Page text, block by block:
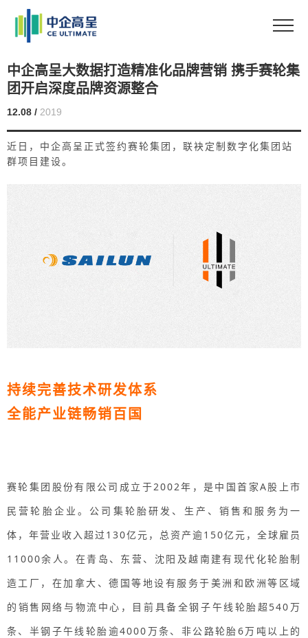
中企高呈大数据打造精准化品牌营销 携手赛轮集
团开启深度品牌资源整合
12.08 / 2019
近日，中企高呈正式签约赛轮集团，联袂定制数字化集团站
群项目建设。
持续完善技术研发体系
全能产业链畅销百国
赛轮集团股份有限公司成立于2002年，是中国首家A股上市
民营轮胎企业。公司集轮胎研发、生产、销售和服务为一
体，年营业收入超过130亿元，总资产逾150亿元，全球雇员
11000余人。在青岛、东营、沈阳及越南建有现代化轮胎制
造工厂，在加拿大、德国等地设有服务于美洲和欧洲等区域
的销售网络与物流中心，目前具备全钢子午线轮胎超540万
条、半钢子午线轮胎逾4000万条、非公路轮胎6万吨以上的